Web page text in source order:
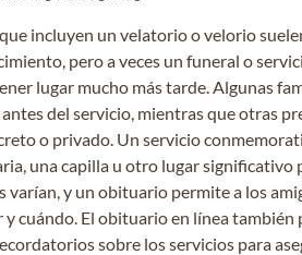
incluyen un velatorio o velorio
pero a veces un funeral o
lugar mucho más tarde. Algunas
del servicio, mientras que otras
o privado. Un servicio
una capilla u otro lugar significativo
varían, y un obituario permite a los
y cuándo. El obituario en línea también
sobre los servicios para